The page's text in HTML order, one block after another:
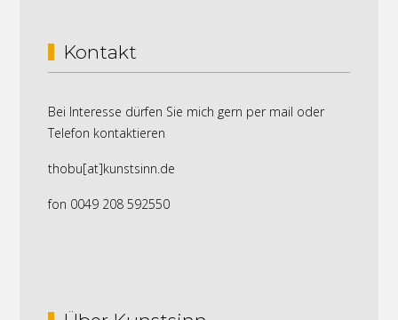
Kontakt
Bei Interesse dürfen Sie mich gern per mail oder
Telefon kontaktieren
thobu[at]kunstsinn.de
fon 0049 208 592550